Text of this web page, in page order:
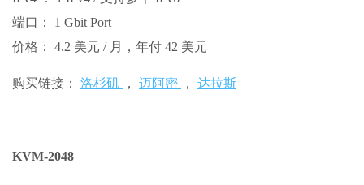
端口： 1 Gbit Port
价格： 4.2 美元 / 月，年付 42 美元
购买链接： 洛杉矶 ， 迈阿密 ， 达拉斯
KVM-2048